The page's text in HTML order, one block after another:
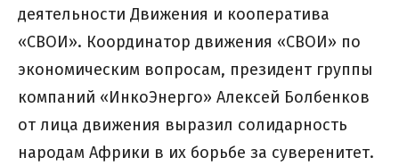
деятельности Движения и кооператива
«СВОИ». Координатор движения «СВОИ» по
экономическим вопросам, президент группы
компаний «ИнкоЭнерго» Алексей Болбенков
от лица движения выразил солидарность
народам Африки в их борьбе за суверенитет.